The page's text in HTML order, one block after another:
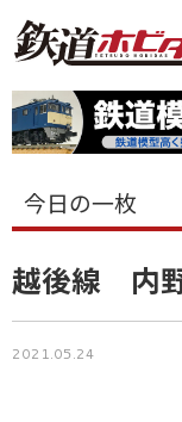
今日の一枚
越後線 内
2021.05.24